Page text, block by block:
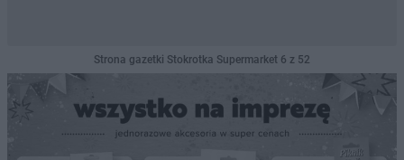
Strona gazetki Stokrotka Supermarket 6 z 52